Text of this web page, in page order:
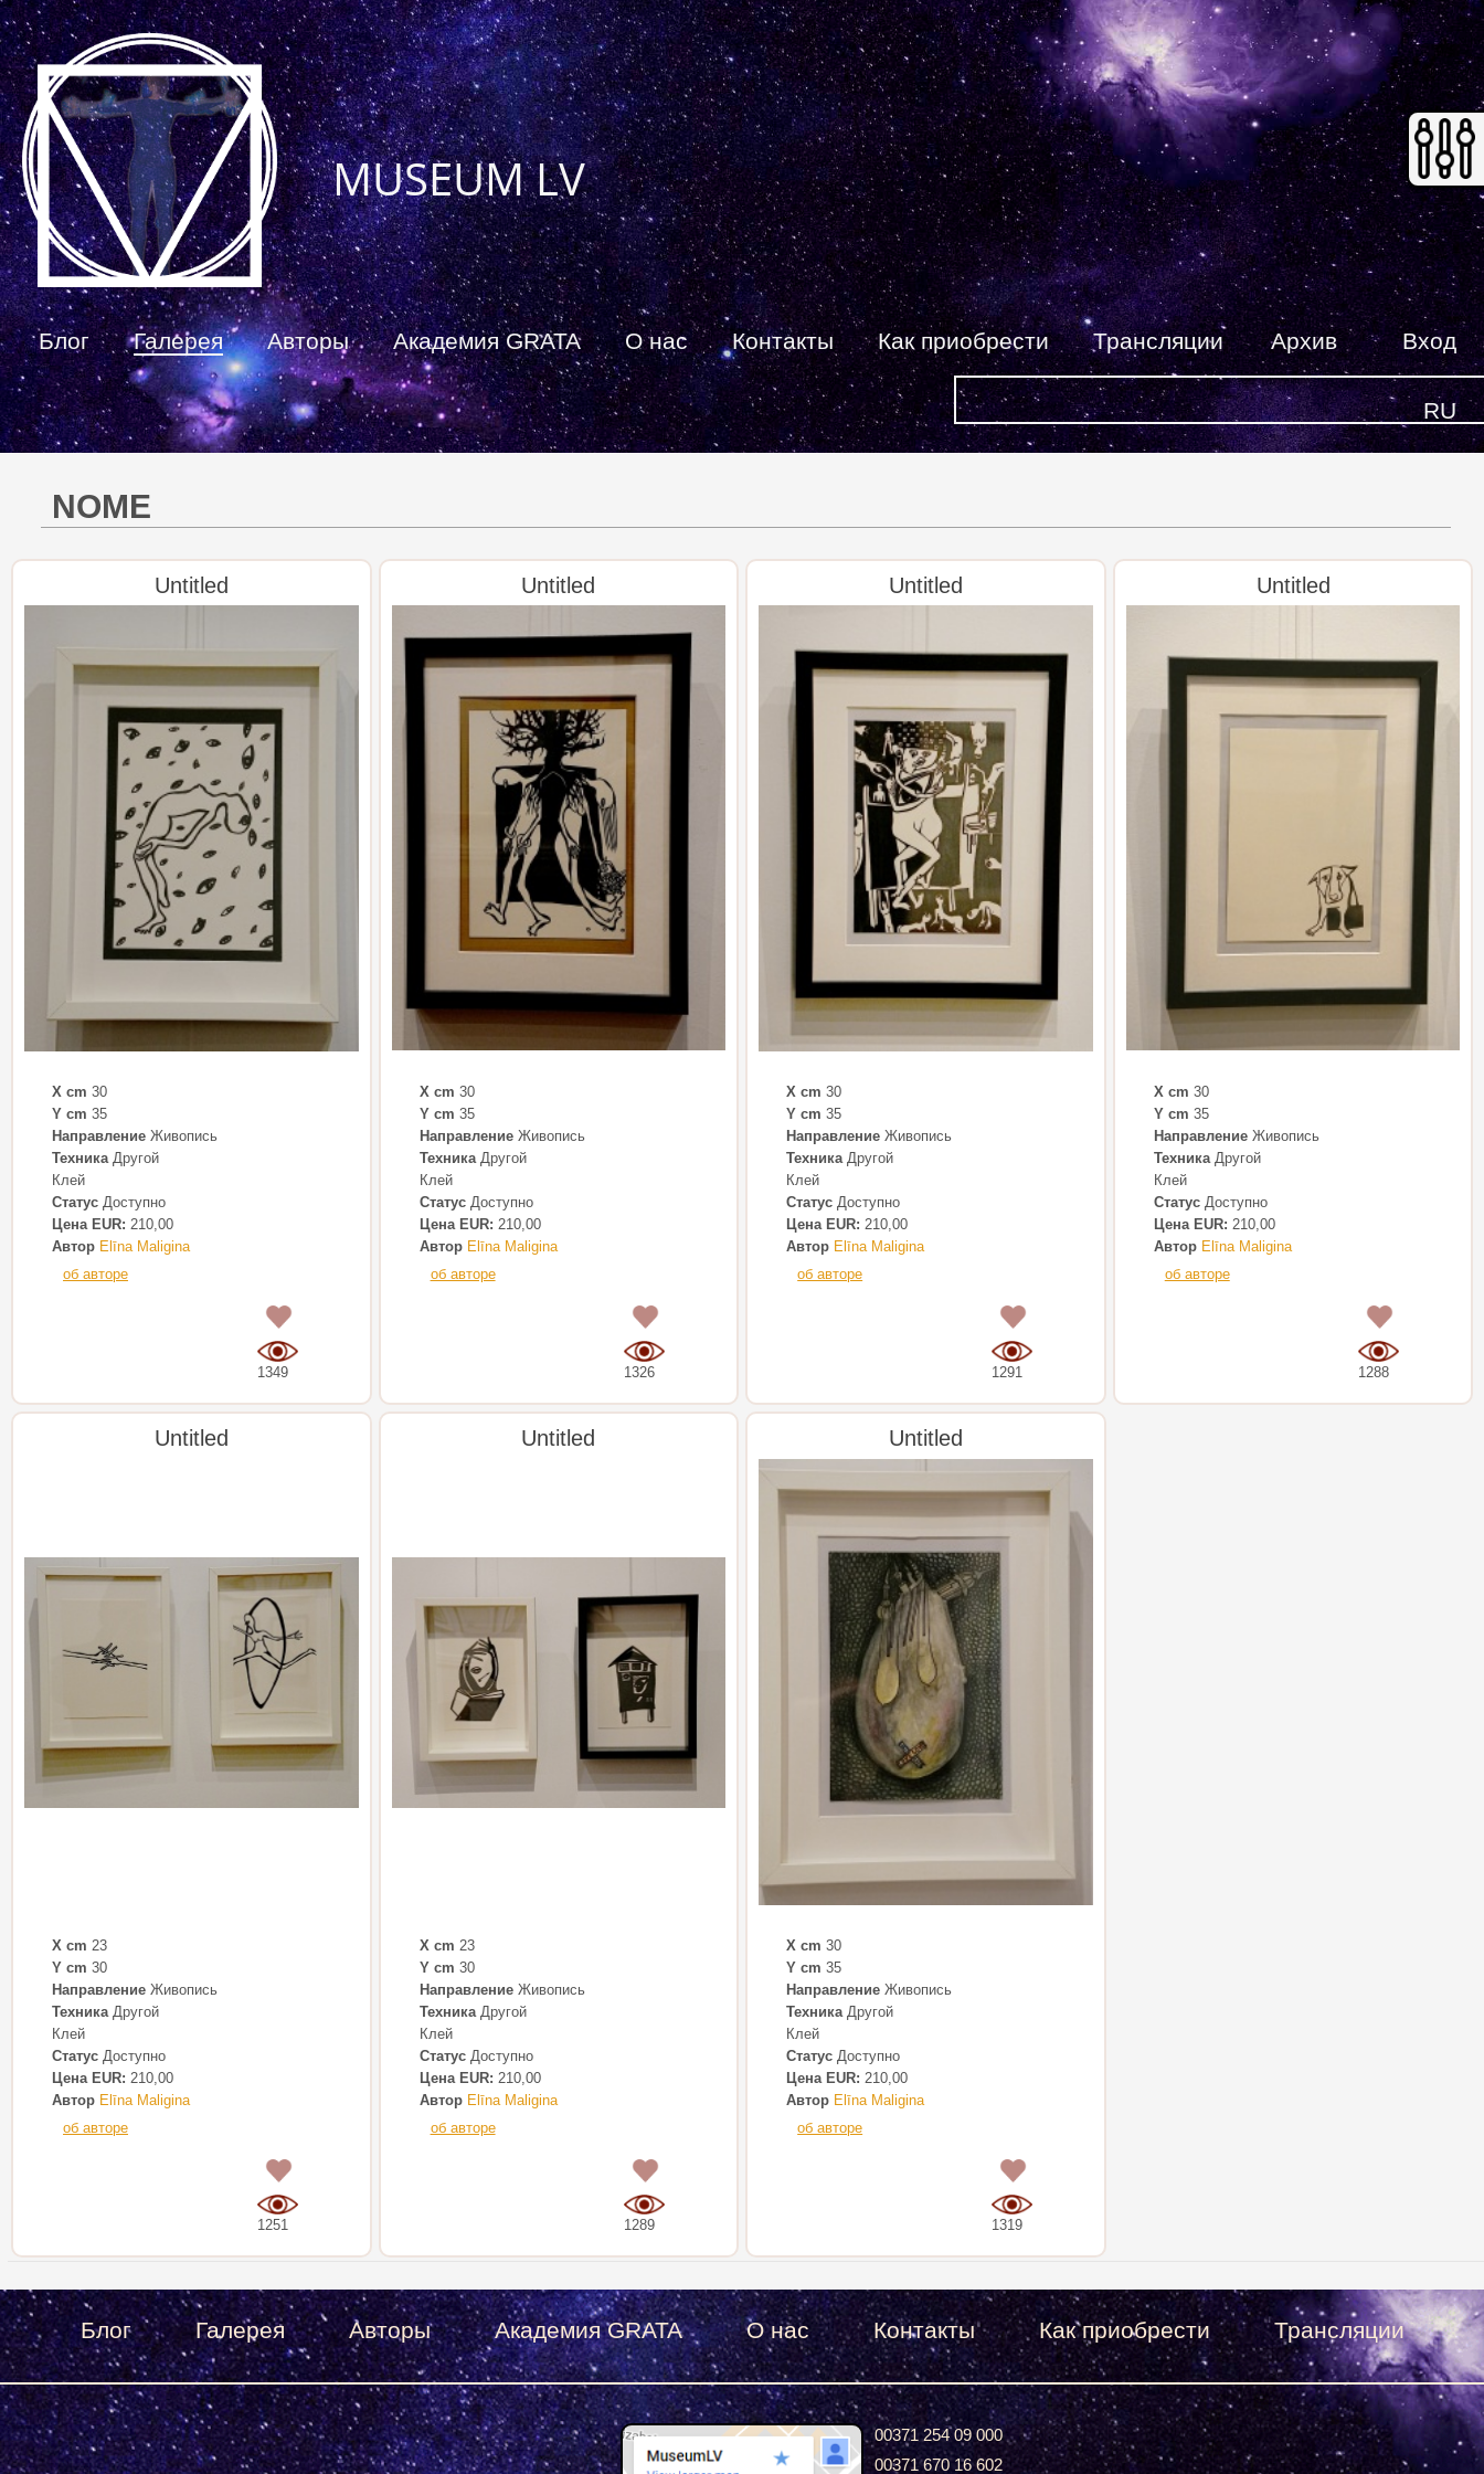
Блог Галерея Авторы Академия GRATA О нас Контакты Как приобрести Трансляции Архив Вход
RU
MUSEUM LV
NOME
Untitled
X cm 30
Y cm 35
Направление Живопись
ТехникаДругой
Клей
Статус Доступно
Цена EUR: 210,00
Автор Elīna Maligina
об авторе
1349
Untitled
X cm 30
Y cm 35
НаправлениеЖивопись
ТехникаДругой
Клей
СтатусДоступно
Цена EUR: 210,00
Автор Elīna Maligina
об авторе
1326
Untitled
X cm 30
Y cm 35
Направление Живопись
ТехникаДругой
Клей
Статус Доступно
Цена EUR: 210,00
Автор Elīna Maligina
об авторе
1291
Untitled
X cm 30
Y cm 35
НаправлениеЖивопись
ТехникаДругой
Клей
СтатусДоступно
Цена EUR: 210,00
Автор Elīna Maligina
об авторе
1288
Untitled
X cm 23
Y cm 30
Направление Живопись
Техника Другой
Клей
Статус Доступно
Цена EUR: 210,00
Автор Elīna Maligina
об авторе
1251
Untitled
X cm 23
Y cm 30
НаправлениеЖивопись
ТехникаДругой
Клей
СтатусДоступно
Цена EUR: 210,00
Автор Elīna Maligina
об авторе
1289
Untitled
X cm 30
Y cm 35
Направление Живопись
Техника Другой
Клей
Статус Доступно
Цена EUR: 210,00
Автор Elīna Maligina
об авторе
1319
Блог Галерея Авторы Академия GRATA О нас Контакты Как приобрести Трансляции
00371 254 09 000
00371 670 16 602